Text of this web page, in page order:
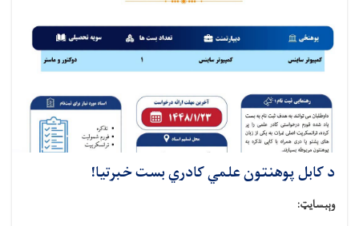
د کابل پوهنتون علمي کادري بست خبرتیا!
وېبسایټ: